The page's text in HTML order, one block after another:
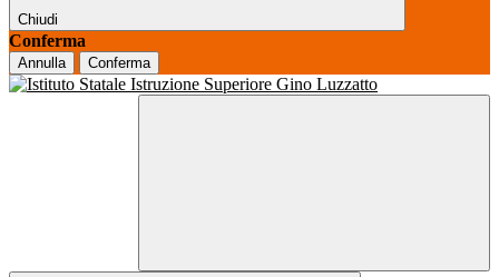
Chiudi
Conferma
Annulla Conferma